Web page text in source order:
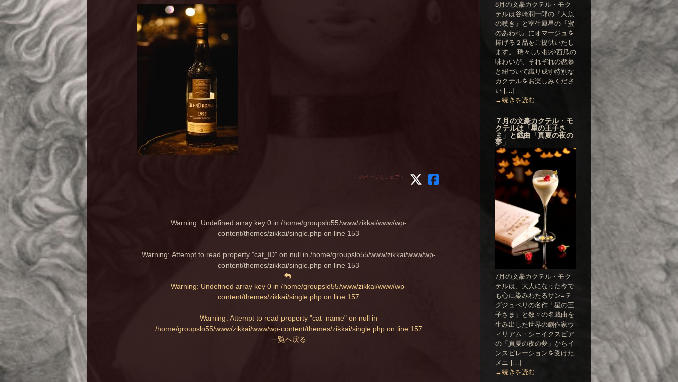
このページをシェア：
Warning: Undefined array key 0 in /home/groupslo55/www/zikkai/www/wp-
content/themes/zikkai/single.php on line 153
Warning: Attempt to read property "cat_ID" on null in /home/groupslo55/www/zikkai/www/wp-
content/themes/zikkai/single.php on line 153
Warning: Undefined array key 0 in /home/groupslo55/www/zikkai/www/wp-
content/themes/zikkai/single.php on line 157
Warning: Attempt to read property "cat_name" on null in
/home/groupslo55/www/zikkai/www/wp-content/themes/zikkai/single.phpon line 157
一覧へ戻る
8月の文豪カクテル・モク
テルは谷崎潤一郎の『人魚
の嘆き』と室生犀星の『蜜
のあわれ』にオマージュを
捧げる２品をご提供いたし
ます。 瑞々しい桃や西瓜の
味わいが、それぞれの恋慕
と紐づいて織り成す特別な
カクテルをお楽しみくださ
い […]
→続きを読む
７月の文豪カクテル・モ
クテルは「星の王子さ
ま」と戯曲「真夏の夜の
夢」
7月の文豪カクテル・モク
テルは、大人になった今で
も心に染みわたるサン=テ
グジュペリの名作「星の王
子さま」と数々の名戯曲を
生み出した世界の劇作家ウ
ィリアム・シェイクスピア
の「真夏の夜の夢」からイ
ンスピレーションを受けた
メニ […]
→続きを読む